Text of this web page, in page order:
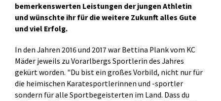
bemerkenswerten Leistungen der jungen Athletin
und wünschte ihr für die weitere Zukunft alles Gute
und viel Erfolg.
In den Jahren 2016 und 2017 war Bettina Plank vom KC
Mäder jeweils zu Vorarlbergs Sportlerin des Jahres
gekürt worden. "Du bist ein großes Vorbild, nicht nur für
die heimischen Karatesportlerinnen und -sportler
sondern für alle Sportbegeisterten im Land. Dass du